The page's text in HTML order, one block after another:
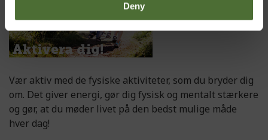
Deny
Vær aktiv med de fysiske aktiviteter, som du bryder dig
om. Det giver energi, gør dig fysisk og mentalt stærkere
og gør, at du møder livet på den bedst mulige måde
hver dag!